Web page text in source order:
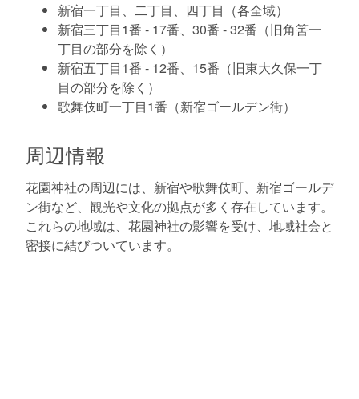
新宿一丁目、二丁目、四丁目（各全域）
新宿三丁目1番 - 17番、30番 - 32番（旧角筈一
丁目の部分を除く）
新宿五丁目1番 - 12番、15番（旧東大久保一丁
目の部分を除く）
歌舞伎町一丁目1番（新宿ゴールデン街）
周辺情報
花園神社の周辺には、新宿や歌舞伎町、新宿ゴールデ
ン街など、観光や文化の拠点が多く存在しています。
これらの地域は、花園神社の影響を受け、地域社会と
密接に結びついています。